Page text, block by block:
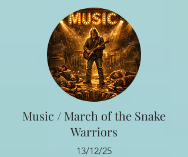
Music / March of the Snake
Warriors
13/12/25